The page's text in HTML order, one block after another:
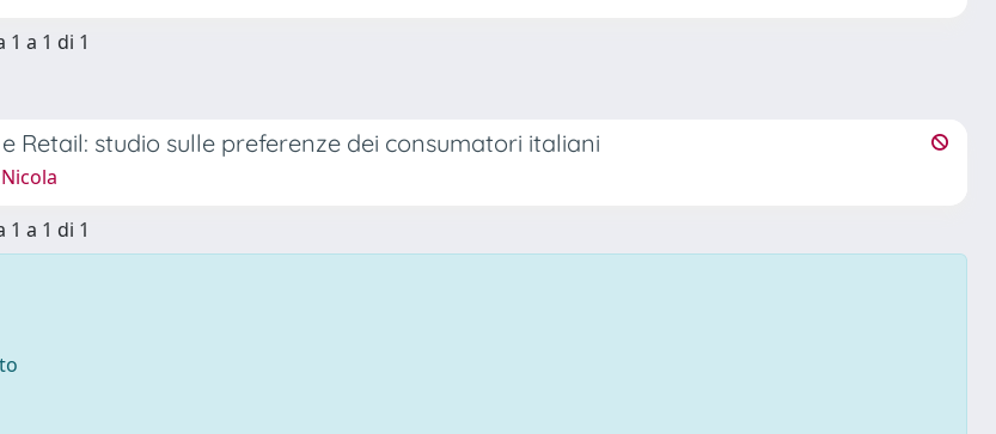
a 1 di 1
Retail: studio sulle preferenze dei consumatori italiani
a 1 di 1